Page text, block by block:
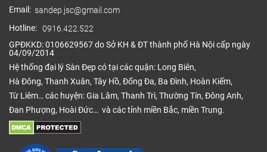
Email: sandep.jsc@gmail.com
Hotline: 0916.422.522
GPĐKKD: 0106629567 do Sở KH & ĐT thành phố Hà Nội cấp ngày
04/09/2014
Hệ thống đại lý Sàn Đẹp có tại các quận: Long Biên,
Hà Đông, Thanh Xuân, Tây Hồ, Đống Đa, Ba Đình, Hoàn Kiếm,
Từ Liêm… các huyện: Gia Lâm, Thanh Trì, Thường Tín, Đông Anh,
Đan Phượng, Hoài Đức… và các tỉnh miền Bắc, miền Trung.